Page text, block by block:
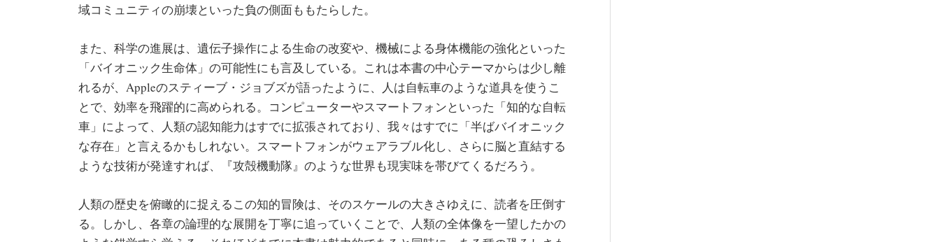
域コミュニティの崩壊といった負の側面ももたらした。
また、科学の進展は、遺伝子操作による生命の改変や、機械による身体機能の強化といった
「バイオニック生命体」の可能性にも言及している。これは本書の中心テーマからは少し離
れるが、Appleのスティーブ・ジョブズが語ったように、人は自転車のような道具を使うこ
とで、効率を飛躍的に高められる。コンピューターやスマートフォンといった「知的な自転
車」によって、人類の認知能力はすでに拡張されており、我々はすでに「半ばバイオニック
な存在」と言えるかもしれない。スマートフォンがウェアラブル化し、さらに脳と直結する
ような技術が発達すれば、『攻殻機動隊』のような世界も現実味を帯びてくるだろう。
人類の歴史を俯瞰的に捉えるこの知的冒険は、そのスケールの大きさゆえに、読者を圧倒す
る。しかし、各章の論理的な展開を丁寧に追っていくことで、人類の全体像を一望したかの